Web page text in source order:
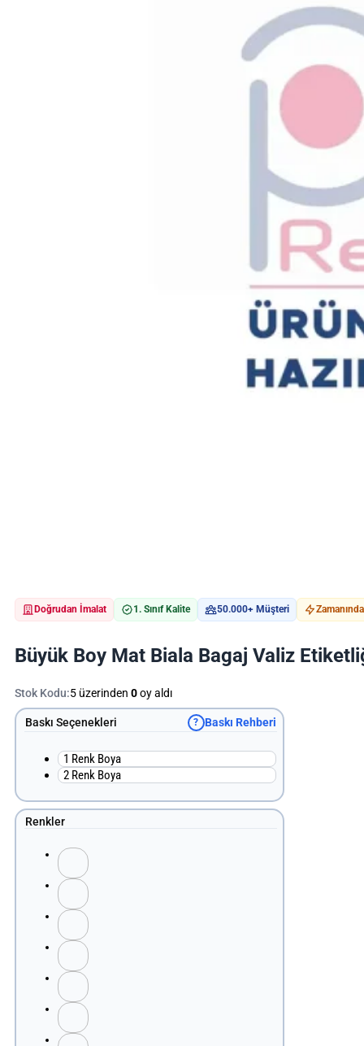
Doğrudan İmalat 1. Sınıf Kalite 50.000+ Müşteri
Büyük Boy Mat Biala Bagaj Valiz
Stok Kodu:5 üzerinden 0oy aldı
Baskı Seçenekleri ? Baskı Rehberi
1 Renk Boya
2 Renk Boya
Renkler